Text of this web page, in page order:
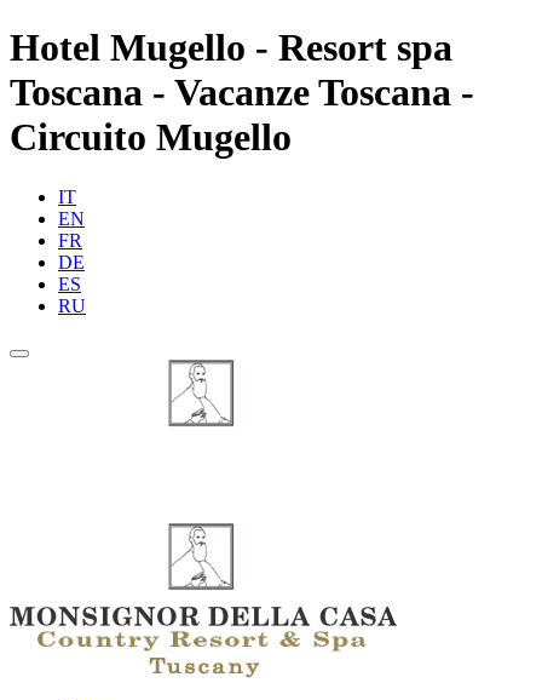
Hotel Mugello - Resort spa
Toscana - Vacanze Toscana -
Circuito Mugello
IT
EN
FR
DE
ES
RU